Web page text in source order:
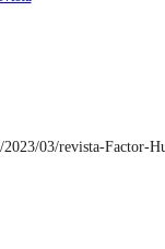
03/revista-Factor-